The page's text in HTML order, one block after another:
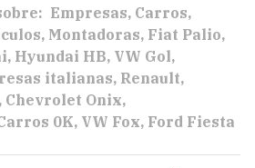
Empresas Carros
Montadoras Fiat Palio
Hyundai HB VW Gol
italianas Renault
Chevrolet Onix
0K VW Fox Ford Fiesta